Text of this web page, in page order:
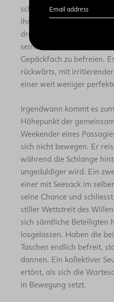
scheinen. Zu beobachten,
ihrem Gepäck ringen – ein
drückt, dreht und reisst
seine Besitztümer aus dem
Gepäckfach zu befreien.
rückwärts, mit
einer weit weniger
Irgendwann kommt es
Höhepunkt der
Weekender eines
sich nicht bewegen. Er
während die Schlange
ungeduldiger wird. Ein
einer mit Seesack im
seine Chance und
stiller Wettstreit des
sich sämtliche Beteiligten
losgelassen. Haben die
Taschen endlich befreit,
dannen. Ein kollektiver
ertönt, als sich die
in Bewegung setzt.
Email address